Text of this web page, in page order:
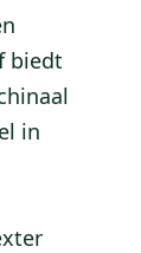
biedt
in